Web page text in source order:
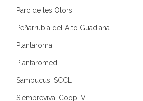
Parc de les Olors
Peñarrubia del Alto Guadiana
Plantaroma
Plantaromed
Sambucus, SCCL
Siempreviva, Coop. V.